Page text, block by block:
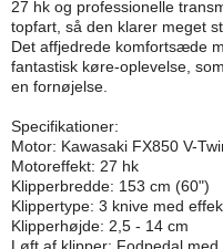
27 hk og professionelle
topfart, så den klarer meget
Det affjedrede komfortsæde
fantastisk køre-oplevelse,
en fornøjelse.
Specifikationer:
Motor: Kawasaki FX850 V-
Motoreffekt: 27 hk
Klipperbredde: 153 cm (60")
Klippertype: 3 knive med
Klipperhøjde: 2,5 - 14 cm